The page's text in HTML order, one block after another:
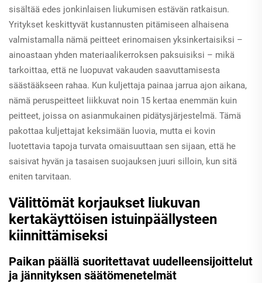
sisältää edes jonkinlaisen liukumisen estävän ratkaisun.
Yritykset keskittyvät kustannusten pitämiseen alhaisena
valmistamalla nämä peitteet erinomaisen yksinkertaisiksi –
ainoastaan yhden materiaalikerroksen paksuisiksi – mikä
tarkoittaa, että ne luopuvat vakauden saavuttamisesta
säästääkseen rahaa. Kun kuljettaja painaa jarrua ajon aikana,
nämä peruspeitteet liikkuvat noin 15 kertaa enemmän kuin
peitteet, joissa on asianmukainen pidätysjärjestelmä. Tämä
pakottaa kuljettajat keksimään luovia, mutta ei kovin
luotettavia tapoja turvata omaisuuttaan sen sijaan, että he
saisivat hyvän ja tasaisen suojauksen juuri silloin, kun sitä
eniten tarvitaan.
Välittömät korjaukset liukuvan
kertakäyttöisen istuinpäällysteen
kiinnittämiseksi
Paikan päällä suoritettavat uudelleensijoittelut
ja jännityksen säätömenetelmät